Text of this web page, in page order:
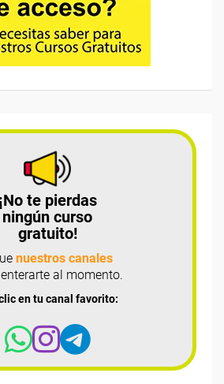
¡No te pierdas
ningún curso
gratuito!
nuestros canales
al momento.
en tu canal favorito: